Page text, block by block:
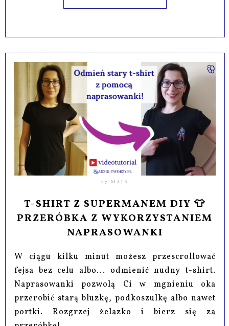
07 MAJA
T-SHIRT Z SUPERMANEM DIY 👕
PRZERÓBKA Z WYKORZYSTANIEM
NAPRASOWANKI
W ciągu kilku minut możesz przescrollować
fejsa bez celu albo... odmienić nudny t-shirt.
Naprasowanki pozwolą Ci w mgnieniu oka
przerobić starą bluzkę, podkoszulkę albo nawet
portki. Rozgrzej żelazko i bierz się za